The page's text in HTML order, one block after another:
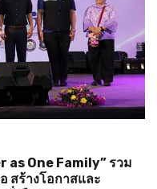
as One Family” รวม
สร้างโอกาสและ